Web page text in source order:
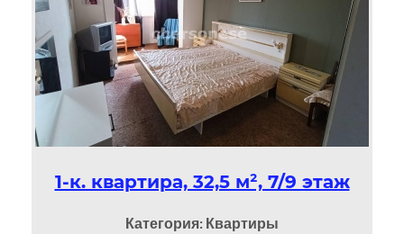
1-к. квартира, 32,5 м², 7/9 этаж
Категория: Квартиры